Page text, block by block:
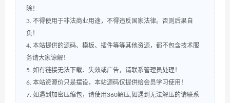
除！
3. 不得使用于非法商业用途，不得违反国家法律。否则后果自
负！
4. 本站提供的源码、模板、插件等等其他资源，都不包含技术服
务请大家谅解！
5. 如有链接无法下载、失效或广告，请联系管理员处理！
6. 本站资源价只是摆设，本站源码仅提供给会员学习使用！
7. 如遇到加密压缩包，请使用360解压,如遇到无法解压的请联系